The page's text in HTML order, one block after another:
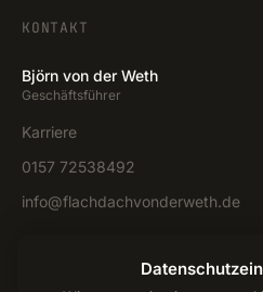
KONTAKT
Björn von der Weth
Geschäftsführer
Karriere
0157 72538492
info@flachdachvonderweth.de